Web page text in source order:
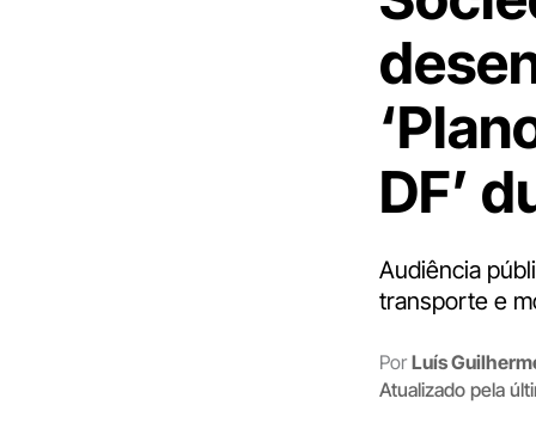
DF’
Audiência
transporte e
Por Luís
Atualizado pela